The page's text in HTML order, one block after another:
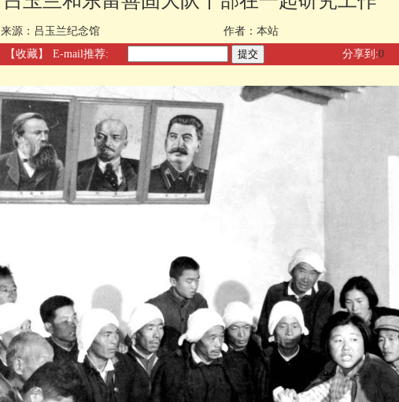
来源： 吕玉兰纪念馆 作者： 本站
【收藏】 E-mail推荐: 分享到:0